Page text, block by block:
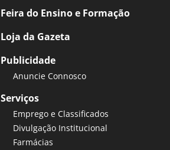
Feira do Ensino e Formação
Loja da Gazeta
Publicidade
Anuncie Connosco
Serviços
Emprego e Classificados
Divulgação Institucional
Farmácias